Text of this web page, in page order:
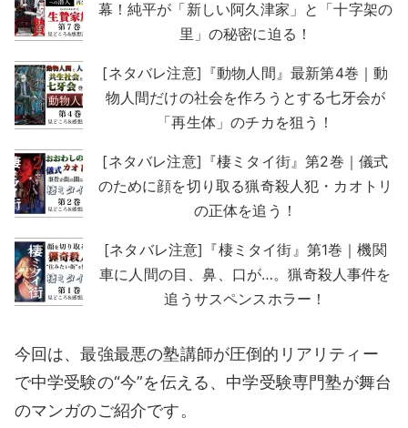
幕！純平が「新しい阿久津家」と「十字架の
里」の秘密に迫る！
[ネタバレ注意]『動物人間』最新第4巻｜動
物人間だけの社会を作ろうとする七牙会が
「再生体」のチカを狙う！
[ネタバレ注意]『棲ミタイ街』第2巻｜儀式
のために顔を切り取る猟奇殺人犯・カオトリ
の正体を追う！
[ネタバレ注意]『棲ミタイ街』第1巻｜機関
車に人間の目、鼻、口が…。猟奇殺人事件を
追うサスペンスホラー！
今回は、最強最悪の塾講師が圧倒的リアリティー
で中学受験の“今”を伝える、中学受験専門塾が舞台
のマンガのご紹介です。